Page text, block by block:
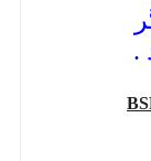
.